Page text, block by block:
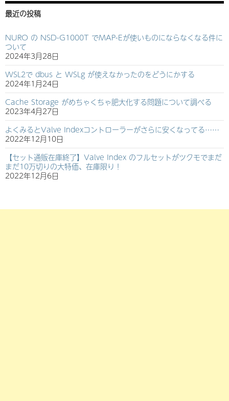
最近の投稿
NURO の NSD-G1000T でMAP-Eが使いものにならなくなる件に
ついて
2024年3月28日
WSL2で dbus と WSLg が使えなかったのをどうにかする
2024年1月24日
Cache Storage がめちゃくちゃ肥大化する問題について調べる
2023年4月27日
よくみるとValve Indexコントローラーがさらに安くなってる……
2022年12月10日
【セット通販在庫終了】Valve Index のフルセットがツクモでまだ
まだ10万切りの大特価、在庫限り！
2022年12月6日